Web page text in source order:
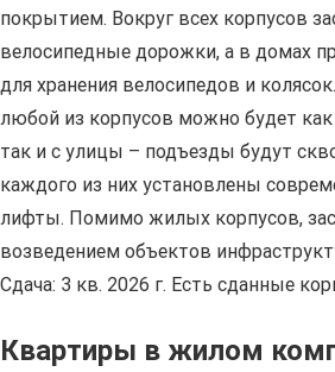
покрытием. Вокруг всех корпусов
велосипедные дорожки, а в домах
для хранения велосипедов и
любой из корпусов можно будет
так и с улицы – подъезды будут
каждого из них установлены
лифты. Помимо жилых корпусов,
возведением объектов
Сдача: 3 кв. 2026 г. Есть сданные
Квартиры в жилом